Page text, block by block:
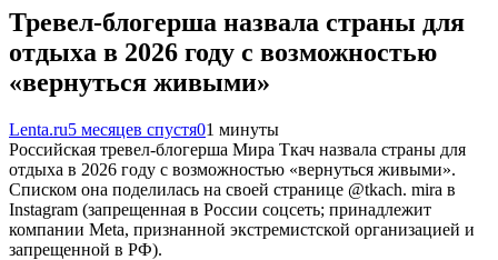
Тревел-блогерша назвала страны для
отдыха в 2026 году с возможностью
«вернуться живыми»
Lenta.ru5 месяцев спустя01 минуты
Российская тревел-блогерша Мира Ткач назвала страны для
отдыха в 2026 году с возможностью «вернуться живыми».
Списком она поделилась на своей странице @tkach. mira в
Instagram (запрещенная в России соцсеть; принадлежит
компании Meta, признанной экстремистской организацией и
запрещенной в РФ).